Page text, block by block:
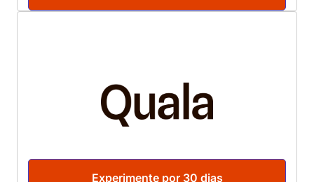
Experimente por 30 dias